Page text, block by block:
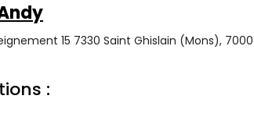
15 7330 Saint Ghislain (Mons),
: